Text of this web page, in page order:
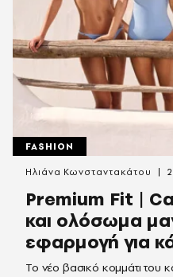
FASHION
Premium Fit |
και ολόσωμα
εφαρμογή για
Το νέο βασικό κομμάτι του
Ηλιάνα Κωνσταντακάτου